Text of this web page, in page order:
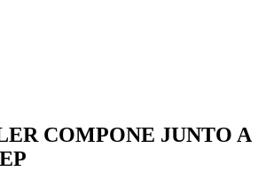
COMPONE JUNTO A